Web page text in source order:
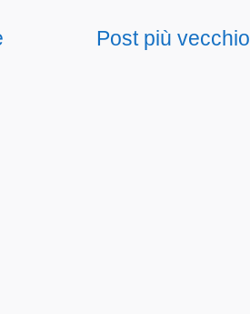
Post più vecchio